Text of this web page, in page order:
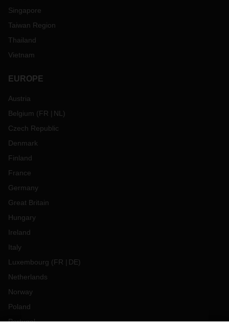
Singapore
Taiwan Region
Thailand
Vietnam
EUROPE
Austria
Belgium (FR NL )
Czech Republic
Denmark
Finland
France
Germany
Great Britain
Hungary
Ireland
Italy
Luxembourg (FR DE)
Netherlands
Norway
Poland
Portugal